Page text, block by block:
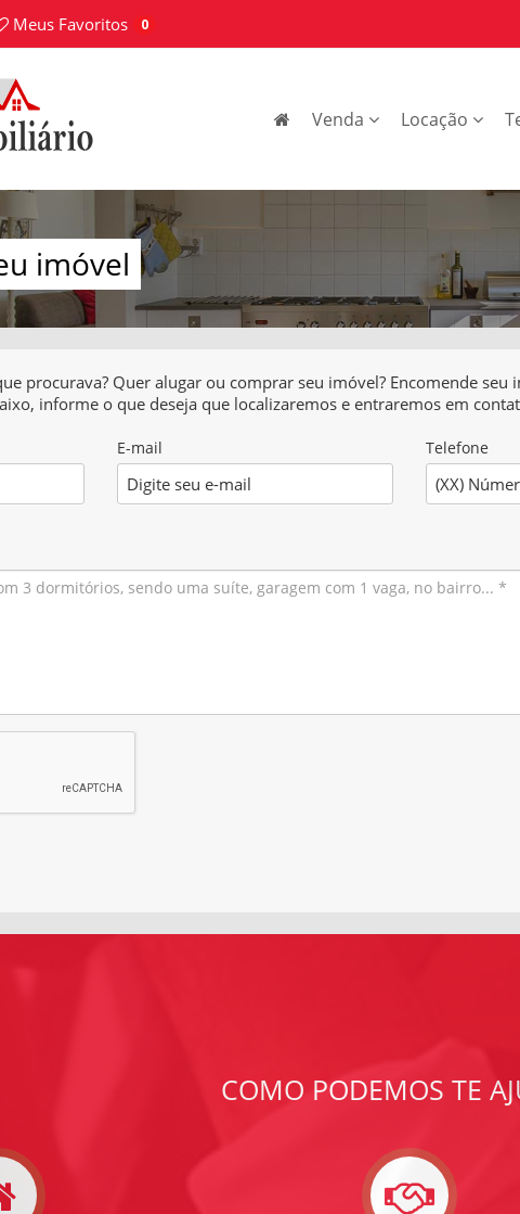
Meus Favoritos 0
Venda Locação
imóvel
procurava? Quer alugar ou comprar seu imóvel? Encomende seu
informe o que deseja que localizaremos e entraremos em
E-mail Telefone
COMO PODEMOS TE